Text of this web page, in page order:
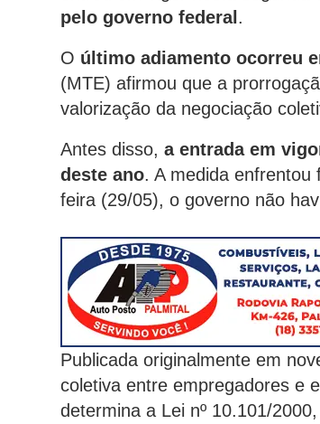
pelo governo federal .
O último adiamento ocorreu
(MTE) afirmou que a
valorização da negociação
Antes disso, a entrada em
deste ano. A medida
feira (29/05), o governo não
Publicada originalmente em
coletiva entre empregadores e
determina a Lei nº 10.101/